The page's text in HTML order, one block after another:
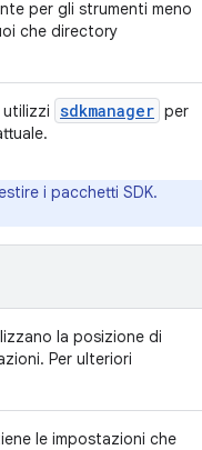
per gli strumenti meno
che directory
sdkmanager per
i pacchetti SDK.
la posizione di
Per ulteriori
le impostazioni che